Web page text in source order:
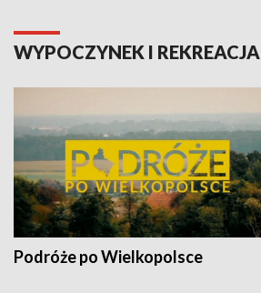
WYPOCZYNEK I REKREACJA
Podróże po Wielkopolsce